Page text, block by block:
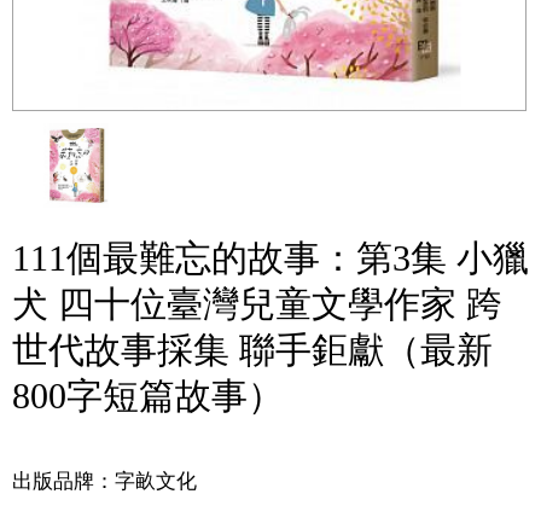
111個最難忘的故事：第3集 小獵
犬 四十位臺灣兒童文學作家 跨
世代故事採集 聯手鉅獻（最新
800字短篇故事）
出版品牌：字畝文化